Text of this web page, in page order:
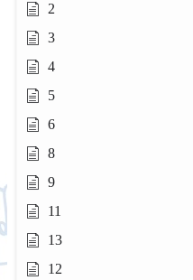
2
3
4
5
6
8
9
11
13
12